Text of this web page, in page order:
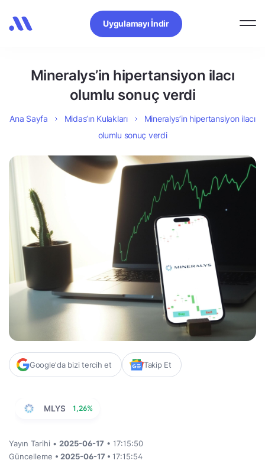
Uygulamayı İndir
Mineralys’in hipertansiyon ilacı
olumlu sonuç verdi
Ana Sayfa Midas’ın Kulakları
Mineralys’in hipertansiyon ilacı
olumlu sonuç verdi
Google'da bizi tercih et Takip Et
MLYS 1,26%
Yayın Tarihi • 2025-06-17 • 17:15:50
Güncelleme • 2025-06-17 • 17:15:54